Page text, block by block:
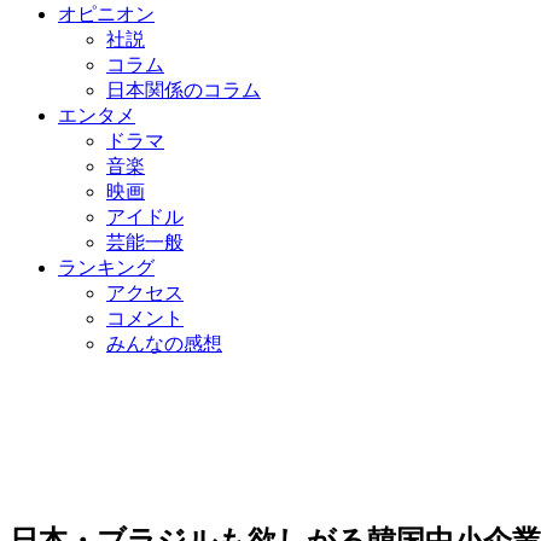
オピニオン
社説
コラム
日本関係のコラム
エンタメ
ドラマ
音楽
映画
アイドル
芸能一般
ランキング
アクセス
コメント
みんなの感想